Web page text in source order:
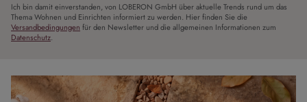
Ich bin damit einverstanden, von LOBERON GmbH über aktuelle Trends rund um das
Thema Wohnen und Einrichten informiert zu werden. Hier finden Sie die
Versandbedingungen für den Newsletter und die allgemeinen Informationen zum
Datenschutz.